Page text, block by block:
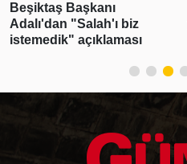
Beşiktaş Başkanı
Adalı'dan "Salah'ı biz
istemedik" açıklaması